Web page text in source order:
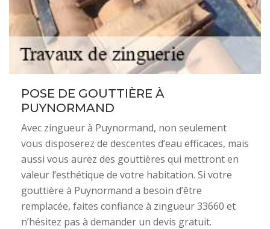
POSE DE GOUTTIÈRE À
PUYNORMAND
Avec zingueur à Puynormand, non seulement
vous disposerez de descentes d’eau efficaces, mais
aussi vous aurez des gouttières qui mettront en
valeur l’esthétique de votre habitation. Si votre
gouttière à Puynormand a besoin d’être
remplacée, faites confiance à zingueur 33660 et
n’hésitez pas à demander un devis gratuit.